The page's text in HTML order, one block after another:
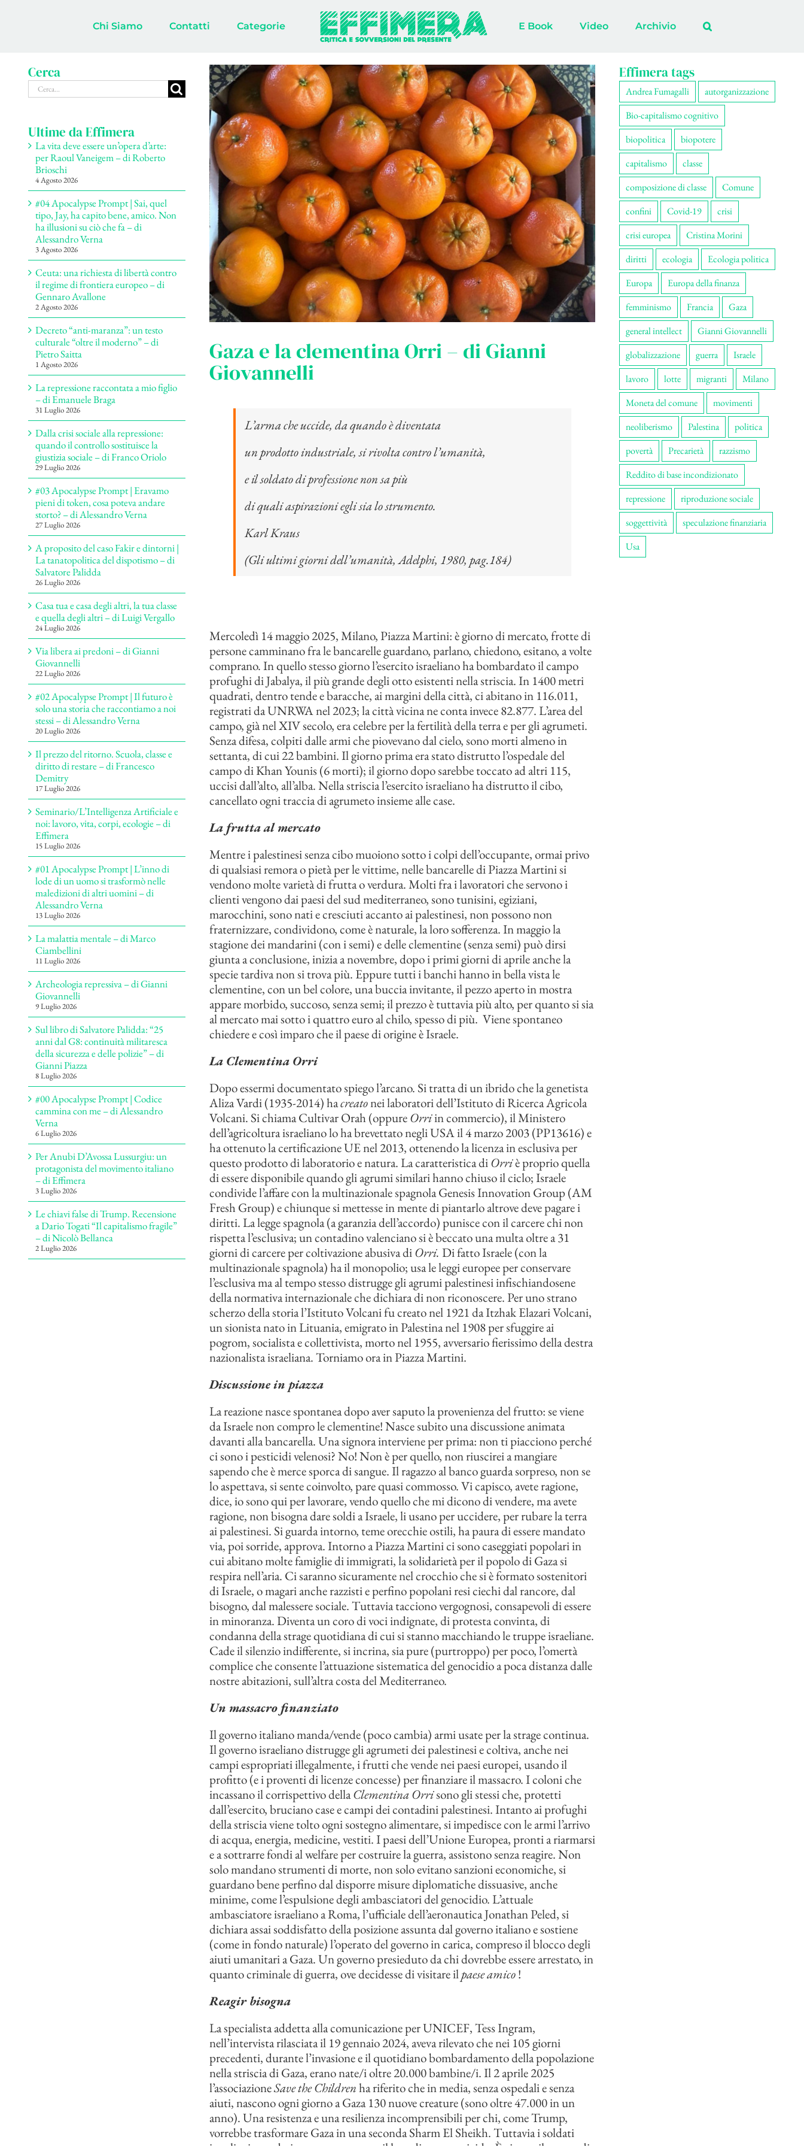
Chi Siamo Contatti Categorie E Book Video Archivio
Ingrandisci
immagine
Gaza e la clementina Orri – di Gianni
Giovannelli
L’arma che uccide, da quando è diventata
un prodotto industriale, si rivolta contro l’umanità,
e il soldato di professione non sa più
di quali aspirazioni egli sia lo strumento.
Karl Kraus
(Gli ultimi giorni dell’umanità, Adelphi, 1980, pag.184)
Mercoledì 14 maggio 2025, Milano, Piazza Martini: è giorno di mercato, frotte di
persone camminano fra le bancarelle guardano, parlano, chiedono, esitano, a volte
comprano. In quello stesso giorno l’esercito israeliano ha bombardato il campo
profughi di Jabalya, il più grande degli otto esistenti nella striscia. In 1400 metri
quadrati, dentro tende e baracche, ai margini della città, ci abitano in 116.011,
registrati da UNRWA nel 2023; la città vicina ne conta invece 82.877. L’area del
campo, già nel XIV secolo, era celebre per la fertilità della terra e per gli agrumeti.
Senza difesa, colpiti dalle armi che piovevano dal cielo, sono morti almeno in
settanta, di cui 22 bambini. Il giorno prima era stato distrutto l’ospedale del
campo di Khan Younis (6 morti); il giorno dopo sarebbe toccato ad altri 115,
uccisi dall’alto, all’alba. Nella striscia l’esercito israeliano ha distrutto il cibo,
cancellato ogni traccia di agrumeto insieme alle case.
La frutta al mercato
Mentre i palestinesi senza cibo muoiono sotto i colpi dell’occupante, ormai privo
di qualsiasi remora o pietà per le vittime, nelle bancarelle di Piazza Martini si
vendono molte varietà di frutta o verdura. Molti fra i lavoratori che servono i
clienti vengono dai paesi del sud mediterraneo, sono tunisini, egiziani,
marocchini, sono nati e cresciuti accanto ai palestinesi, non possono non
fraternizzare, condividono, come è naturale, la loro sofferenza. In maggio la
stagione dei mandarini (con i semi) e delle clementine (senza semi) può dirsi
giunta a conclusione, inizia a novembre, dopo i primi giorni di aprile anche la
specie tardiva non si trova più. Eppure tutti i banchi hanno in bella vista le
clementine, con un bel colore, una buccia invitante, il pezzo aperto in mostra
appare morbido, succoso, senza semi; il prezzo è tuttavia più alto, per quanto si sia
al mercato mai sotto i quattro euro al chilo, spesso di più. Viene spontaneo
chiedere e così imparo che il paese di origine è Israele.
La Clementina Orri
Dopo essermi documentato spiego l’arcano. Si tratta di un ibrido che la genetista
Aliza Vardi (1935-2014) hacreatonei laboratori dell’Istituto di Ricerca Agricola
Volcani. Si chiama Cultivar Orah (oppureOrriin commercio), il Ministero
dell’agricoltura israeliano lo ha brevettato negli USA il 4 marzo 2003 (PP13616) e
ha ottenuto la certificazione UE nel 2013, ottenendo la licenza in esclusiva per
questo prodotto di laboratorio e natura. La caratteristica diOrriè proprio quella
di essere disponibile quando gli agrumi similari hanno chiuso il ciclo; Israele
condivide l’affare con la multinazionale spagnola Genesis Innovation Group (AM
Fresh Group) e chiunque si mettesse in mente di piantarlo altrove deve pagare i
diritti. La legge spagnola (a garanzia dell’accordo) punisce con il carcere chi non
rispetta l’esclusiva; un contadino valenciano si è beccato una multa oltre a 31
giorni di carcere per coltivazione abusiva diOrri. Di fatto Israele (con la
multinazionale spagnola) ha il monopolio; usa le leggi europee per conservare
l’esclusiva ma al tempo stesso distrugge gli agrumi palestinesi infischiandosene
della normativa internazionale che dichiara di non riconoscere. Per uno strano
scherzo della storia l’Istituto Volcani fu creato nel 1921 da Itzhak Elazari Volcani,
un sionista nato in Lituania, emigrato in Palestina nel 1908 per sfuggire ai
pogrom, socialista e collettivista, morto nel 1955, avversario fierissimo della destra
nazionalista israeliana. Torniamo ora in Piazza Martini.
Discussione in piazza
La reazione nasce spontanea dopo aver saputo la provenienza del frutto: se viene
da Israele non compro le clementine! Nasce subito una discussione animata
davanti alla bancarella. Una signora interviene per prima: non ti piacciono perché
ci sono i pesticidi velenosi? No! Non è per quello, non riuscirei a mangiare
sapendo che è merce sporca di sangue. Il ragazzo al banco guarda sorpreso, non se
lo aspettava, si sente coinvolto, pare quasi commosso. Vi capisco, avete ragione,
dice, io sono qui per lavorare, vendo quello che mi dicono di vendere, ma avete
ragione, non bisogna dare soldi a Israele, li usano per uccidere, per rubare la terra
ai palestinesi. Si guarda intorno, teme orecchie ostili, ha paura di essere mandato
via, poi sorride, approva. Intorno a Piazza Martini ci sono caseggiati popolari in
cui abitano molte famiglie di immigrati, la solidarietà per il popolo di Gaza si
respira nell’aria. Ci saranno sicuramente nel crocchio che si è formato sostenitori
di Israele, o magari anche razzisti e perfino popolani resi ciechi dal rancore, dal
bisogno, dal malessere sociale. Tuttavia tacciono vergognosi, consapevoli di essere
in minoranza. Diventa un coro di voci indignate, di protesta convinta, di
condanna della strage quotidiana di cui si stanno macchiando le truppe israeliane.
Cade il silenzio indifferente, si incrina, sia pure (purtroppo) per poco, l’omertà
complice che consente l’attuazione sistematica del genocidio a poca distanza dalle
nostre abitazioni, sull’altra costa del Mediterraneo.
Un massacro finanziato
Il governo italiano manda/vende (poco cambia) armi usate per la strage continua.
Il governo israeliano distrugge gli agrumeti dei palestinesi e coltiva, anche nei
campi espropriati illegalmente, i frutti che vende nei paesi europei, usando il
profitto (e i proventi di licenze concesse) per finanziare il massacro. I coloni che
incassano il corrispettivo dellaClementina Orrisono gli stessi che, protetti
dall’esercito, bruciano case e campi dei contadini palestinesi. Intanto ai profughi
della striscia viene tolto ogni sostegno alimentare, si impedisce con le armi l’arrivo
di acqua, energia, medicine, vestiti. I paesi dell’Unione Europea, pronti a riarmarsi
e a sottrarre fondi al welfare per costruire la guerra, assistono senza reagire. Non
solo mandano strumenti di morte, non solo evitano sanzioni economiche, si
guardano bene perfino dal disporre misure diplomatiche dissuasive, anche
minime, come l’espulsione degli ambasciatori del genocidio. L’attuale
ambasciatore israeliano a Roma, l’ufficiale dell’aeronautica Jonathan Peled, si
dichiara assai soddisfatto della posizione assunta dal governo italiano e sostiene
(come in fondo naturale) l’operato del governo in carica, compreso il blocco degli
aiuti umanitari a Gaza. Un governo presieduto da chi dovrebbe essere arrestato, in
quanto criminale di guerra, ove decidesse di visitare ilpaese amico!
Reagir bisogna
La specialista addetta alla comunicazione per UNICEF, Tess Ingram,
nell’intervista rilasciata il 19 gennaio 2024, aveva rilevato che nei 105 giorni
precedenti, durante l’invasione e il quotidiano bombardamento della popolazione
nella striscia di Gaza, erano nate/i oltre 20.000 bambine/i. Il 2 aprile 2025
l’associazioneSave the Childrenha riferito che in media, senza ospedali e senza
aiuti, nascono ogni giorno a Gaza 130 nuove creature (sono oltre 47.000 in un
anno). Una resistenza e una resilienza incomprensibili per chi, come Trump,
vorrebbe trasformare Gaza in una seconda Sharm El Sheikh. Tuttavia i soldati
Cerca
Cerca
per:
Ultime da Effimera
La vita deve essere un’opera d’arte:
per Raoul Vaneigem – di Roberto
Brioschi
4 Agosto 2026
#04 Apocalypse Prompt | Sai, quel
tipo, Jay, ha capito bene, amico. Non
ha illusioni su ciò che fa – di
Alessandro Verna
3 Agosto 2026
Ceuta: una richiesta di libertà contro
il regime di frontiera europeo – di
Gennaro Avallone
2 Agosto 2026
Decreto “anti-maranza”: un testo
culturale “oltre il moderno” – di
Pietro Saitta
1 Agosto 2026
La repressione raccontata a mio figlio
– di Emanuele Braga
31 Luglio 2026
Dalla crisi sociale alla repressione:
quando il controllo sostituisce la
giustizia sociale – di Franco Oriolo
29 Luglio 2026
#03 Apocalypse Prompt | Eravamo
pieni di token, cosa poteva andare
storto? – di Alessandro Verna
27 Luglio 2026
A proposito del caso Fakir e dintorni |
La tanatopolitica del dispotismo – di
Salvatore Palidda
26 Luglio 2026
Casa tua e casa degli altri, la tua classe
e quella degli altri – di Luigi Vergallo
24 Luglio 2026
Via libera ai predoni – di Gianni
Giovannelli
22 Luglio 2026
#02 Apocalypse Prompt | Il futuro è
solo una storia che raccontiamo a noi
stessi – di Alessandro Verna
20 Luglio 2026
Il prezzo del ritorno. Scuola, classe e
diritto di restare – di Francesco
Demitry
17 Luglio 2026
Seminario/L’Intelligenza Artificiale e
noi: lavoro, vita, corpi, ecologie – di
Effimera
15 Luglio 2026
#01 Apocalypse Prompt | L’inno di
lode di un uomo si trasformò nelle
maledizioni di altri uomini – di
Alessandro Verna
13 Luglio 2026
La malattia mentale – di Marco
Ciambellini
11 Luglio 2026
Archeologia repressiva – di Gianni
Giovannelli
9 Luglio 2026
Sul libro di Salvatore Palidda: “25
anni dal G8: continuità militaresca
della sicurezza e delle polizie” – di
Gianni Piazza
8 Luglio 2026
#00 Apocalypse Prompt | Codice
cammina con me – di Alessandro
Verna
6 Luglio 2026
Per Anubi D’Avossa Lussurgiu: un
protagonista del movimento italiano
– di Effimera
3 Luglio 2026
Le chiavi false di Trump. Recensione
a Dario Togati “Il capitalismo fragile”
– di Nicolò Bellanca
2 Luglio 2026
Effimera tags
Andrea Fumagalli
autorganizzazione
Bio-capitalismo cognitivo
biopolitica
biopotere
capitalismo
classe
composizione di classe
Comune
confini
Covid-19
crisi
crisi europea
Cristina Morini
diritti
ecologia
Ecologia politica
Europa
Europa della finanza
femminismo
Francia
Gaza
general intellect
Gianni Giovannelli
globalizzazione
guerra
Israele
lavoro
lotte migranti
Milano
Moneta del comune
movimenti
neoliberismo
Palestina
politica
povertà
Precarietà
razzismo
Reddito di base incondizionato
repressione
riproduzione sociale
soggettività
speculazione finanziaria
Usa